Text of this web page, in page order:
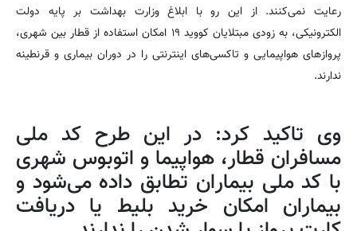
رعایت نمی‌کنند. از این رو با ابلاغ وزارت بهداشت بر پایه دولت
الکترونیکی، به زودی مبتلایان کووید ۱۹ امکان استفاده از قطار بین شهری،
پروازهای هواپیمایی و تاکسی‌های اینترنتی را در دوران بیماری و قرنطینه
ندارند.
وی تاکید کرد: در این طرح کد ملی
مسافران قطار، هواپیما و اتوبوس شهری
با کد ملی بیماران تطابق داده می‌شود و
بیماران امکان خرید بلیط یا دریافت